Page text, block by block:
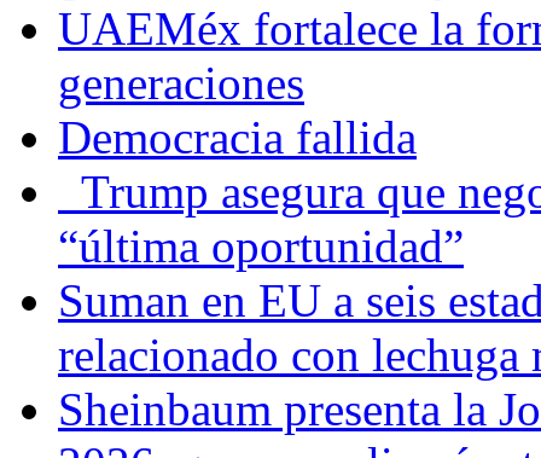
UAEMéx fortalece la
generaciones
Democracia fallida
Trump asegura que
“última oportunidad”
Suman en EU a seis
relacionado con lechuga
Sheinbaum presenta la